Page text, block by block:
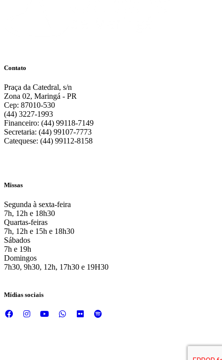
Contato
Praça da Catedral, s/n
Zona 02, Maringá - PR
Cep: 87010-530
(44) 3227-1993
Financeiro: (44) 99118-7149
Secretaria: (44) 99107-7773
Catequese: (44) 99112-8158
Missas
Segunda à sexta-feira
7h, 12h e 18h30
Quartas-feiras
7h, 12h e 15h e 18h30
Sábados
7h e 19h
Domingos
7h30, 9h30, 12h, 17h30 e 19H30
Mídias sociais